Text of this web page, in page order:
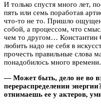
И только спустя много лет,
пять или семь поработав
что-то не то. Пришло
собой, а процессом, что
чем то другом… Константин
любить надо не себя в
прочесть правильные слова
понадобилось много времени.
— Может быть, дело не во
перераспределении
отнимаешь ее у актеров,